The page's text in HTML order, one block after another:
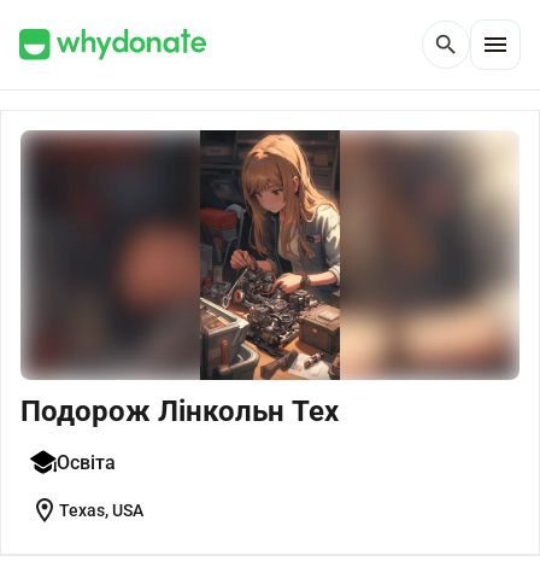
search menu
Подорож Лінкольн Тех
Освіта
location_on Texas, USA